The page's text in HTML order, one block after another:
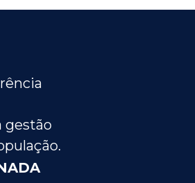
gestão